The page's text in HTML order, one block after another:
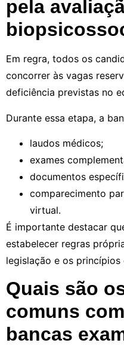
pela
Em regra, todos os
concorrer às vagas
deficiência previstas no
Durante essa etapa, a
laudos médicos;
exames
documentos
comparecimento
virtual.
É importante destacar
estabelecer regras
legislação e os princípios
Quais são
comuns
bancas